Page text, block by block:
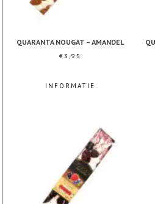
QUARANTA NOUGAT – AMANDEL
€3,95
INFORMATIE